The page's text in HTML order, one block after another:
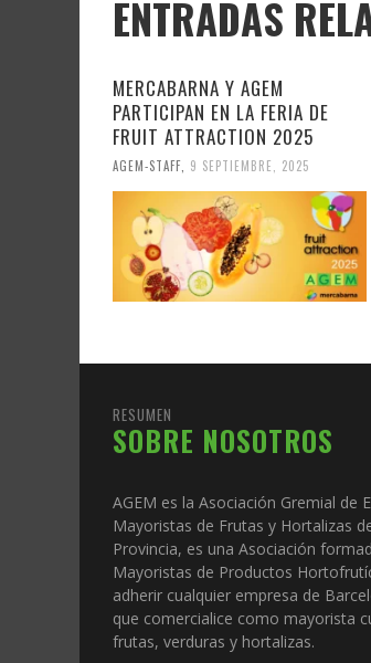
ENTRADAS
MERCABARNA Y AGEM
PARTICIPAN EN LA FERIA DE
FRUIT ATTRACTION 2025
AGEM-STAFF 9 SEPTIEMBRE, 2025
RESUMEN
SOBRE NOSOTROS
AGEM es la Asociación Gremial de
Mayoristas de Frutas y Hortalizas
Provincia, es una Asociación
Mayoristas de Productos
adherir cualquier empresa de
que comercialice como mayorista
frutas, verduras y hortalizas.